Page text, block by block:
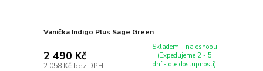
Vanička Indigo Plus Sage Green
2 490 Kč
2 058 Kč bez DPH
Skladem - na eshopu
(Expedujeme 2 - 5
dní - dle dostupnosti)